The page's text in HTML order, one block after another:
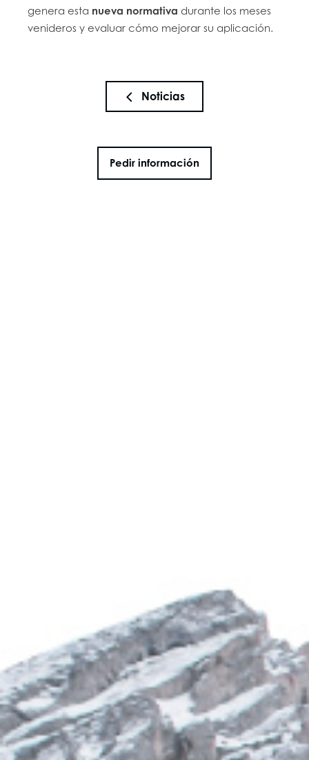
genera esta nueva normativadurante los meses
venideros y evaluar cómo mejorar su aplicación.
Noticias
Pedir información